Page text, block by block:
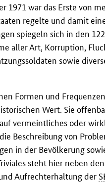
1971 war das Erste von
regelte und damit
spiegeln sich in den
aller Art, Korruption,
sowie
Formen und
Wert. Sie
vermeintliches oder
Beschreibung von
in der Bevölkerung
steht hier neben
Aufrechterhaltung der